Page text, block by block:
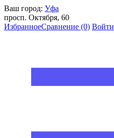
Ваш город: Уфа
просп. Октября, 60
ИзбранноеСравнение (0) Войти